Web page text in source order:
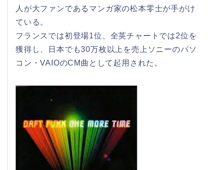
人が大ファンであるマンガ家の松本零士が手がけ
ている。
フランスでは初登場1位、全英チャートでは2位を
獲得し、日本でも30万枚以上を売上ソニーのパソ
コン・VAIOのCM曲として起用された。